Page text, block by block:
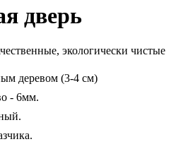
дверь
экологически чистые
деревом (3-4 см)
- 6мм.